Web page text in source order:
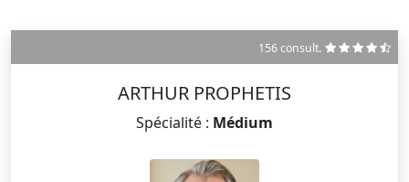
156 consult.
ARTHUR PROPHETIS
Spécialité : Médium